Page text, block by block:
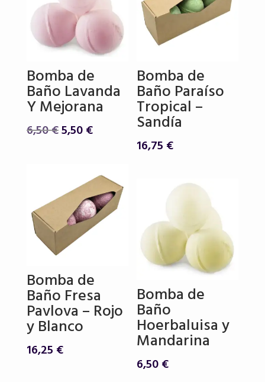
Bomba de
Baño Lavanda
Y Mejorana
6,50€El
6,50 €.
5,50€El
es:
5,50 €.
Bomba de
Baño Paraíso
Tropical –
Sandía
16,75 €
Bomba de
Baño Fresa
Pavlova – Rojo
y Blanco
16,25 €
Bomba de
Baño
Hoerbaluisa y
Mandarina
6,50€